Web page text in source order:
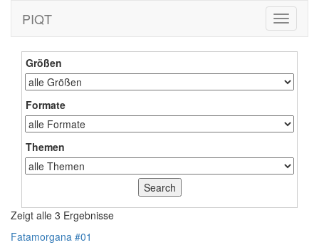
Toggle
PIQT
Größen
Formate
Themen
Zeigt alle 3 Ergebnisse
Fatamorgana #01